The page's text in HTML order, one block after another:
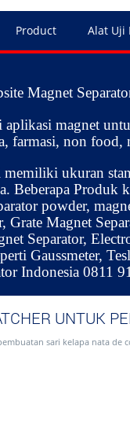
Product Alat Uji
Magnet
magnet
farmasi, non food,
ukuran
Beberapa
powder,
Grate Magnet
Separator,
Gaussmeter,
Indonesia 0811
UNTUK
sari kelapa nata de